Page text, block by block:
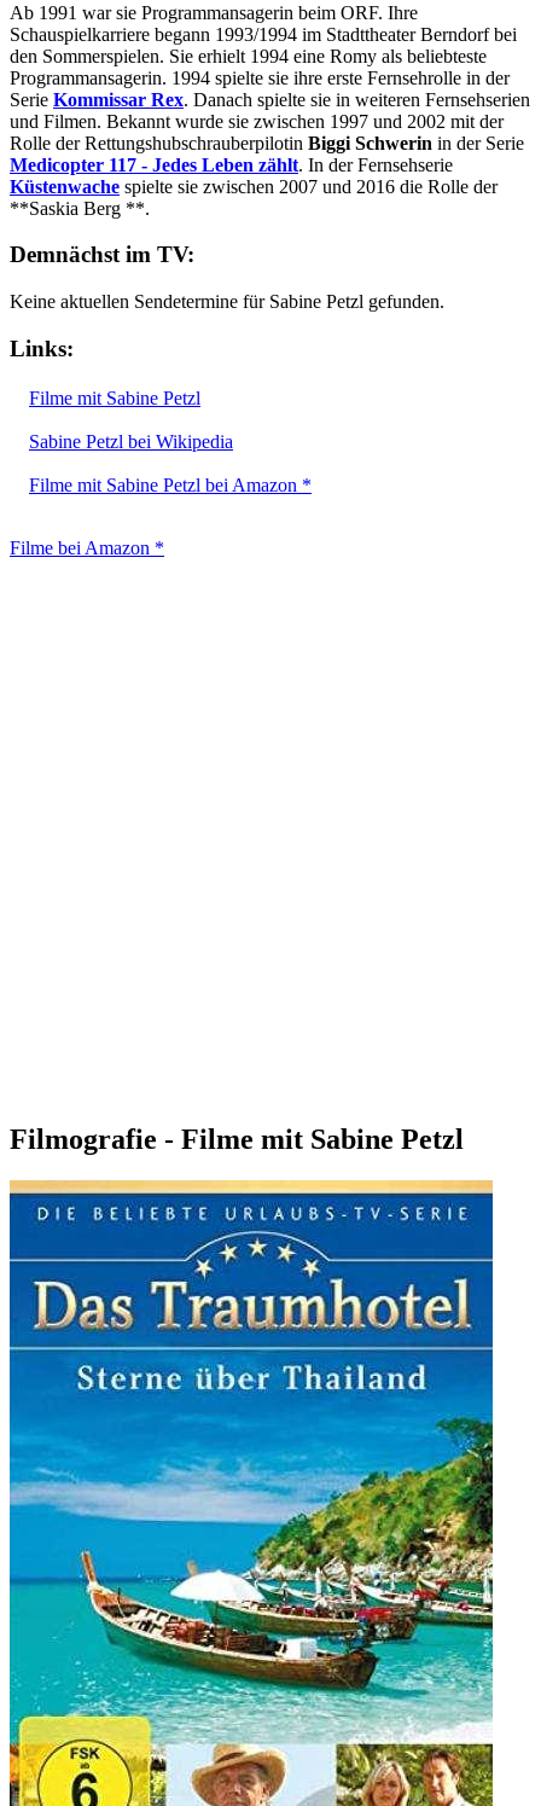
Ab 1991 war sie Programmansagerin beim ORF. Ihre
Schauspielkarriere begann 1993/1994 im Stadttheater Berndorf bei
den Sommerspielen. Sie erhielt 1994 eine Romy als beliebteste
Programmansagerin. 1994 spielte sie ihre erste Fernsehrolle in der
Serie Kommissar Rex. Danach spielte sie in weiteren Fernsehserien
und Filmen. Bekannt wurde sie zwischen 1997 und 2002 mit der
Rolle der Rettungshubschrauberpilotin Biggi Schwerin in der Serie
Medicopter 117 - Jedes Leben zählt. In der Fernsehserie
Küstenwache spielte sie zwischen 2007 und 2016 die Rolle der
**Saskia Berg **.
Demnächst im TV:
Keine aktuellen Sendetermine für Sabine Petzl gefunden.
Links:
Filme mit Sabine Petzl
Sabine Petzl bei Wikipedia
Filme mit Sabine Petzl bei Amazon *
Filme bei Amazon *
Filmografie - Filme mit Sabine Petzl